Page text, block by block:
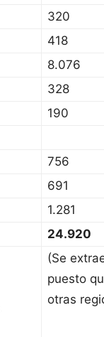
320
418
8.076
328
190
756
691
1.281
24.920
(Se
puesto
otras